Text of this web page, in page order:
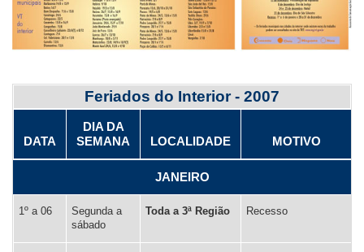
tabelas
com
legendas.
Feriados do Interior - 2007
DATA
DIA DA
SEMANA
LOCALIDADE MOTIVO
JANEIRO
1º a 06
Segunda a
sábado
Toda a 3ª Região Recesso